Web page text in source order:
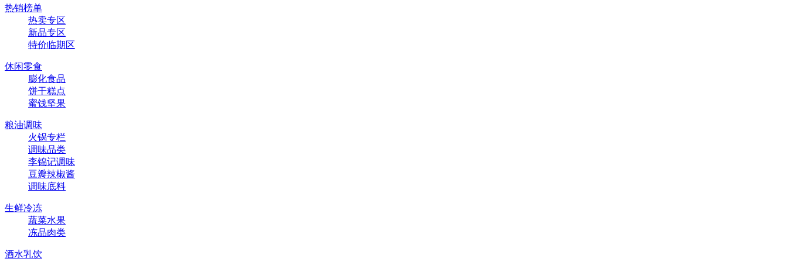
热销榜单
热卖专区
新品专区
特价临期区
休闲零食
膨化食品
饼干糕点
蜜饯坚果
粮油调味
火锅专栏
调味品类
李锦记调味
豆瓣辣椒酱
调味底料
生鲜冷冻
蔬菜水果
冻品肉类
酒水乳饮